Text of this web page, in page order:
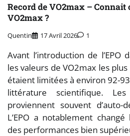
Record de VO2max –
VO2max ?
Quentin 17 Avril 2026 1
Avant l’introduction de l’EPO
les valeurs de VO2max les
étaient limitées à environ 92-93
littérature scientifique.
proviennent souvent d’auto-
L’EPO a notablement
des performances bien